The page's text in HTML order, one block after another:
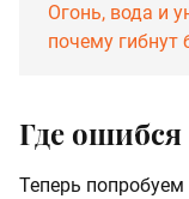
Огонь, вода и
почему гибнут
Где
Теперь